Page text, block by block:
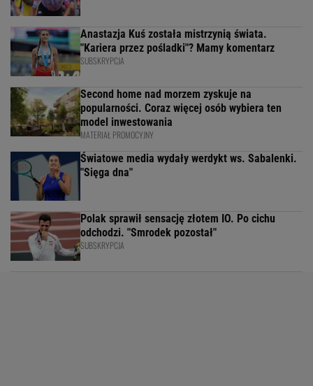
Anastazja Kuś została mistrzynią świata.
"Kariera przez pośladki"? Mamy komentarz
SUBSKRYPCJA
Second home nad morzem zyskuje na
popularności. Coraz więcej osób wybiera ten
model inwestowania
MATERIAŁ PROMOCYJNY
Światowe media wydały werdykt ws. Sabalenki.
"Sięga dna"
Polak sprawił sensację złotem IO. Po cichu
odchodzi. "Smrodek pozostał"
SUBSKRYPCJA